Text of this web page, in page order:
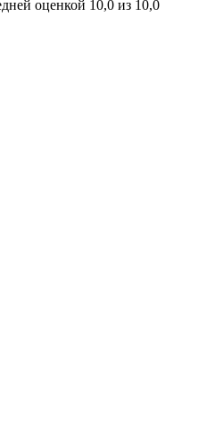
оценкой 10,0 из 10,0